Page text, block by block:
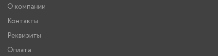
О компании
Контакты
Реквизиты
Оплата